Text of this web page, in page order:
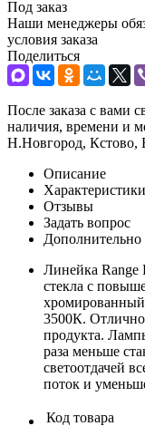
Под заказ
Наши менеджеры
условия заказа
Поделиться
После заказа с вами
наличия, времени и
Н.Новгород, Кстово,
Описание
Характеристики
Отзывы
Задать вопрос
Дополнительно
Линейка Range
стекла с
хромированный
3500К.
продукта.
раза меньше
светоотдачей
поток и
Код товара